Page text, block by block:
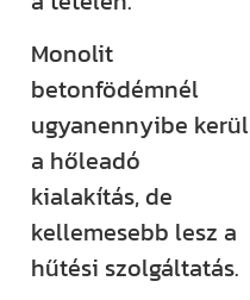
Monolit
betonfödémnél
ugyanennyibe kerül
a hőleadó
kialakítás, de
kellemesebb lesz a
hűtési szolgáltatás.